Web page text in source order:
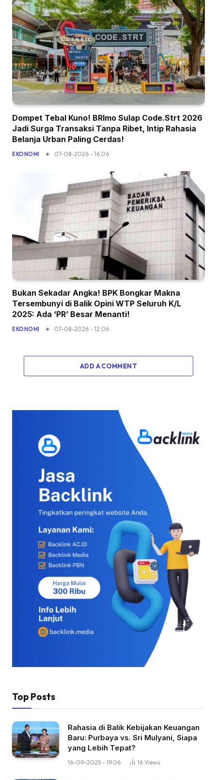
Dompet Tebal Kuno! BRImo Sulap Code.Strt 2026
Jadi Surga Transaksi Tanpa Ribet, Intip Rahasia
Belanja Urban Paling Cerdas!
EKONOMI 07-08-2026 - 16.06
Bukan Sekadar Angka! BPK Bongkar Makna
Tersembunyi di Balik Opini WTP Seluruh K/L
2025: Ada ‘PR’ Besar Menanti!
EKONOMI 07-08-2026 - 12.06
ADD A COMMENT
Top Posts
Rahasia di Balik Kebijakan Keuangan
Baru: Purbaya vs. Sri Mulyani, Siapa
yang Lebih Tepat?
16-09-2025 - 19.06 16 Views